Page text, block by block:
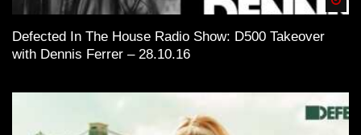
Defected In The House Radio Show: D500 Takeover
with Dennis Ferrer – 28.10.16